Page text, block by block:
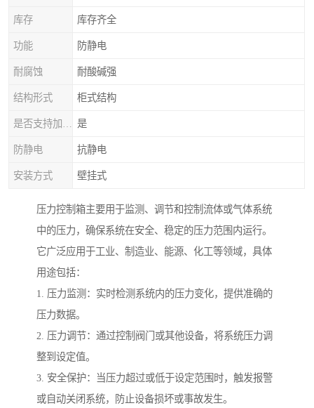
库存 库存齐全
功能 防静电
耐腐蚀 耐酸碱强
结构形式 柜式结构
是
防静电 抗静电
安装方式 壁挂式
压力控制箱主要用于监测、调节和控制流体或气体系统
中的压力，确保系统在安全、稳定的压力范围内运行。
它广泛应用于工业、制造业、能源、化工等领域，具体
用途包括：
1. 压力监测：实时检测系统内的压力变化，提供准确的
压力数据。
2. 压力调节：通过控制阀门或其他设备，将系统压力调
整到设定值。
3. 安全保护：当压力超过或低于设定范围时，触发报警
或自动关闭系统，防止设备损坏或事故发生。